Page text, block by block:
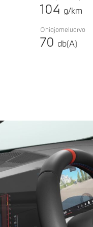
104 g/km
Ohiajomeluarvo
70 db(A)